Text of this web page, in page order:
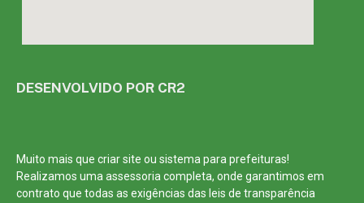
DESENVOLVIDO POR CR2
Muito mais que criar site ou sistema para prefeituras!
Realizamos umaassessoriacompleta, onde garantimos em
contrato que todas as exigências das leis de transparência